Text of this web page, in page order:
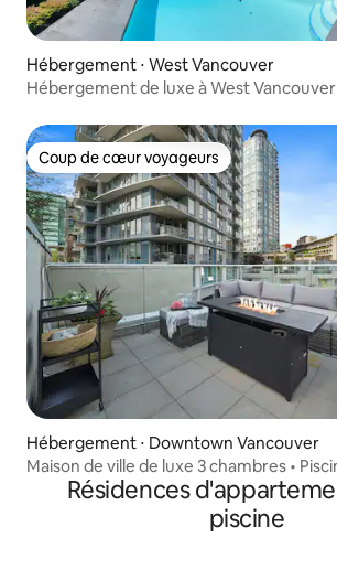
Hébergement ⋅ West Vancouver
Hébergement de luxe à West
Coup de cœur voyageurs
Coup de cœur voyageurs
Hébergement ⋅ Downtown Vancouver
Maison de ville de luxe 3 chambres •
8 personnes
Résidences
piscine